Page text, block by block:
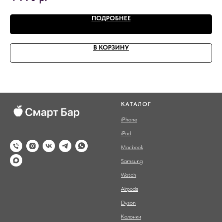
ПОДРОБНЕЕ
В КОРЗИНУ
КАТАЛОГ
iPhone
iPad
Macbook
Samsung
Watch
Airpods
Dyson
Колонки